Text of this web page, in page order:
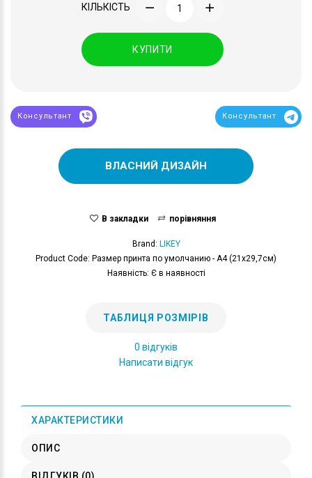
КІЛЬКІСТЬ
КУПИТИ
Консультант Консультант
ВЛАСНИЙ ДИЗАЙН
В закладки порівняння
Brand: LIKEY
Product Code: Размер принта по умолчанию - А4 (21x29,7см)
Наявність: Є в наявності
ТАБЛИЦЯ РОЗМІРІВ
0 відгуків
Написати відгук
ХАРАКТЕРИСТИКИ
ОПИС
ВІДГУКІВ (0)